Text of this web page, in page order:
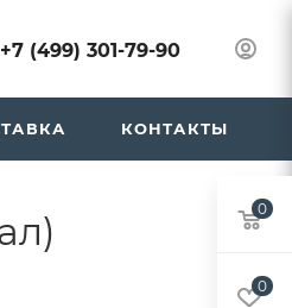
+7 (499) 301-79-90
КОНТАКТЫ
0
0